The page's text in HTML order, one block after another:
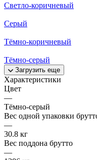
Светло-коричневый
Серый
Тёмно-коричневый
Тёмно-серый
Загрузить еще
Характеристики
Цвет
—
Тёмно-серый
Вес одной упаковки
—
30.8 кг
Вес поддона брутто
—